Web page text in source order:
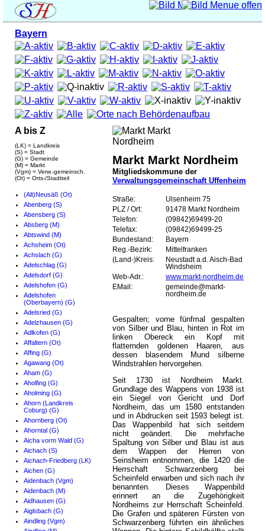
Bayern
A bis Z
(LK) = Landkreis
(S) = Stadt
(G) = Gemeinde
(M) = Markt
(Vgm) = Verw.-gemeinsch.
(Ot) = Orts-/Stadtteil
(Alt)Neusäß (Ot)
Abenberg (S)
Abensberg (S)
Absberg (M)
Abtswind (M)
Achsheim (Ot)
Achslach (G)
Adelschlag (G)
Adelsdorf (G)
Adelshofen (G)
Adelshofen
(Oberbayern) (G)
Adelsried (G)
Adelzhausen (G)
Adlkofen (G)
Affaltern (Ot)
Affing (G)
Agawang (Ot)
Aham (G)
Aholfing (G)
Aholming (G)
Ahorn (Landkreis
Coburg) (G)
Ahornberg (Ot)
Ahorntal (G)
Aicha vorm Wald (G)
Aichach (S)
Aichach-Friedberg (LK)
Aichen (G)
Aidenbach (Vgm)
Aidenbach (M)
Aidhausen (G)
Aiglsbach (G)
Aindling (Vgm)
Markt Markt Nordheim
Mitgliedskommune der
Verwaltungsgemeinschaft Uffenheim
Straße:
Ulsenheim 75
PLZ / Ort:
91478 Markt Nordheim
Telefon:
(09842)69499-20
Telefax:
(09842)69499-25
Bundesland:
Bayern
Reg.-Bezirk:
Mittelfranken
(Land-)Kreis:
Neustadt a.d. Aisch-Bad
Windsheim
Web-Adr.:
www.markt-nordheim.de
EMail:
gemeinde@markt-
nordheim.de
Gespalten; vorne fünfmal gespalten
von Silber und Blau, hinten in Rot im
linken Obereck ein Kopf mit
flatternden goldenen Haaren, aus
dessen blasendem Mund silberne
Windstrahlen hervorgehen.
Seit 1730 ist Nordheim Markt.
Grundlage des Wappens von 1938 ist
ein Siegel von Gericht und Dorf
Nordheim, das um 1580 entstanden
und in Abdrucken seit 1593 belegt ist.
Das Wappenbild hat sich seitdem
nicht geändert. Die mehrfache
Spaltung von Silber und Blau ist aus
dem Wappen der Herren von
Seinsheim entnommen, die 1420 die
Herrschaft Schwarzenberg bei
Scheinfeld erwarben und sich nach ihr
benannten. Dieses Wappenbild
erinnert an die Zugehörigkeit
Nordheims zur Herrschaft Scheinfeld.
Die Grafen und späteren Fürsten von
Schwarzenberg führten ein ähnliches